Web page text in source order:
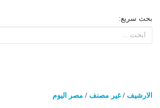
بحث سريع:
الارشيف /غير مصنف / مصر اليوم